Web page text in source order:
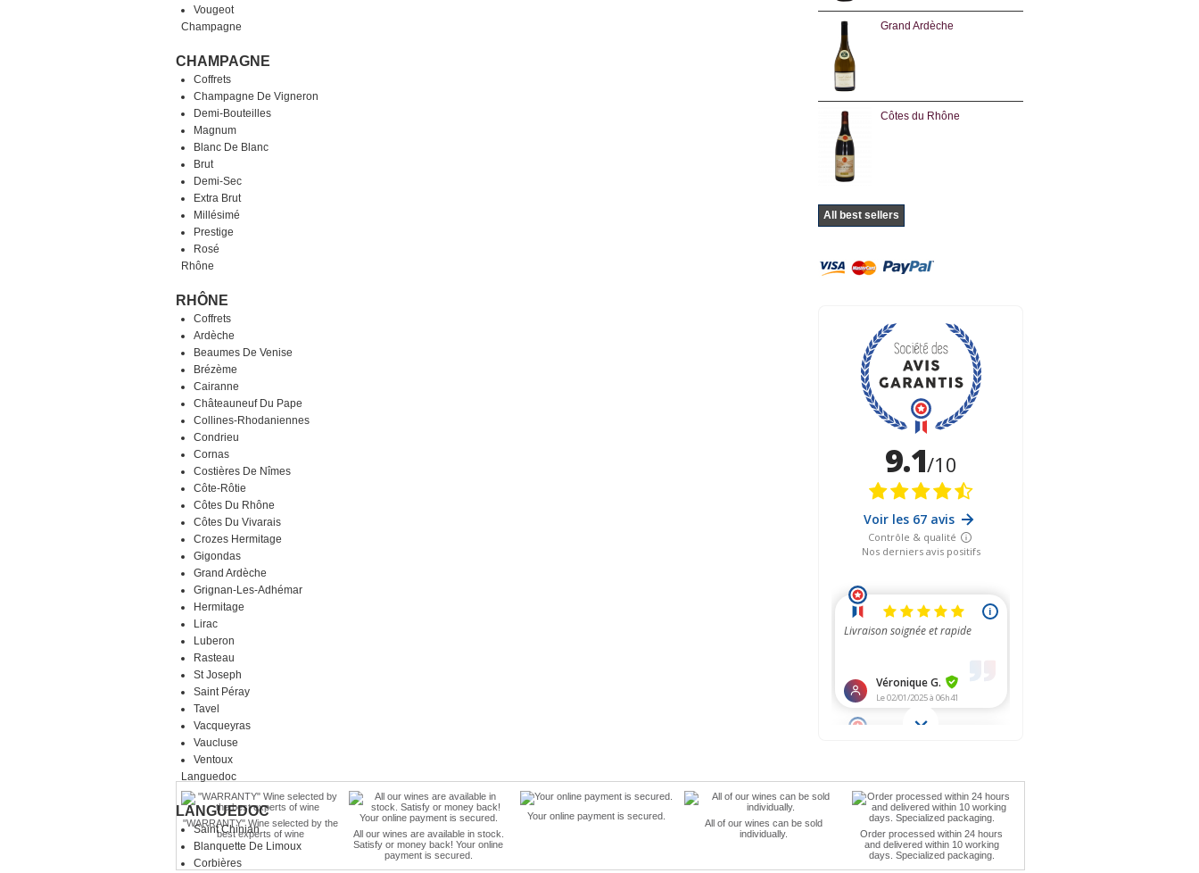
Vougeot
Champagne
CHAMPAGNE
Coffrets
Champagne De Vigneron
Demi-Bouteilles
Magnum
Blanc De Blanc
Brut
Demi-Sec
Extra Brut
Millésimé
Prestige
Rosé
Rhône
RHÔNE
Coffrets
Ardèche
Beaumes De Venise
Brézème
Cairanne
Châteauneuf Du Pape
Collines-Rhodaniennes
Condrieu
Cornas
Costières De Nîmes
Côte-Rôtie
Côtes Du Rhône
Côtes Du Vivarais
Crozes Hermitage
Gigondas
Grand Ardèche
Grignan-Les-Adhémar
Hermitage
Lirac
Luberon
Rasteau
St Joseph
Saint Péray
Tavel
Vacqueyras
Vaucluse
Ventoux
Languedoc
LANGUEDOC
Saint Chinian
Blanquette De Limoux
Corbières
Grand Ardèche
Côtes du Rhône
All best sellers
"WARRANTY" Wine selected by the
best experts of wine
All our wines are available in stock.
Satisfy or money back! Your online
payment is secured.
Your online payment is secured.
All of our wines can be sold
individually.
Order processed within 24 hours
and delivered within 10 working
days. Specialized packaging.